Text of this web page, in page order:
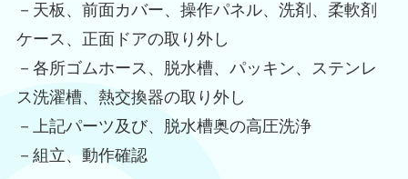
－天板、前面カバー、操作パネル、洗剤、柔軟剤
ケース、正面ドアの取り外し
－各所ゴムホース、脱水槽、パッキン、ステンレ
ス洗濯槽、熱交換器の取り外し
－上記パーツ及び、脱水槽奥の高圧洗浄
－組立、動作確認